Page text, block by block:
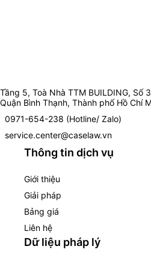
Tầng 5, Toà Nhà TTM BUILDING, Số
Quận Bình Thạnh, Thành phố Hồ Chí
0971-654-238 (Hotline/ Zalo)
service.center@caselaw.vn
Thông tin dịch vụ
Giới thiệu
Giải pháp
Bảng giá
Liên hệ
Dữ liệu pháp lý